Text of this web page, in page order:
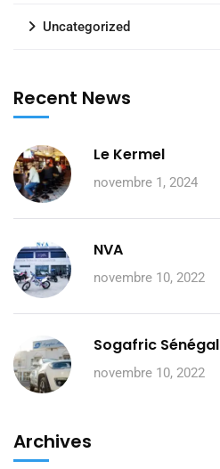
Uncategorized
Recent News
Le Kermel
novembre 1, 2024
NVA
novembre 10, 2022
Sogafric Sénégal
novembre 10, 2022
Archives